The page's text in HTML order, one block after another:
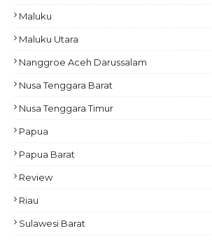
Maluku
Maluku Utara
Nanggroe Aceh Darussalam
Nusa Tenggara Barat
Nusa Tenggara Timur
Papua
Papua Barat
Review
Riau
Sulawesi Barat